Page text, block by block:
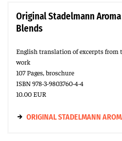
Original Stadelmann Aroma
Blends
English translation of excerpts from
work
107 Pages, broschure
ISBN 978-3-9803760-4-4
10.00 EUR
ORIGINAL STADELMANN